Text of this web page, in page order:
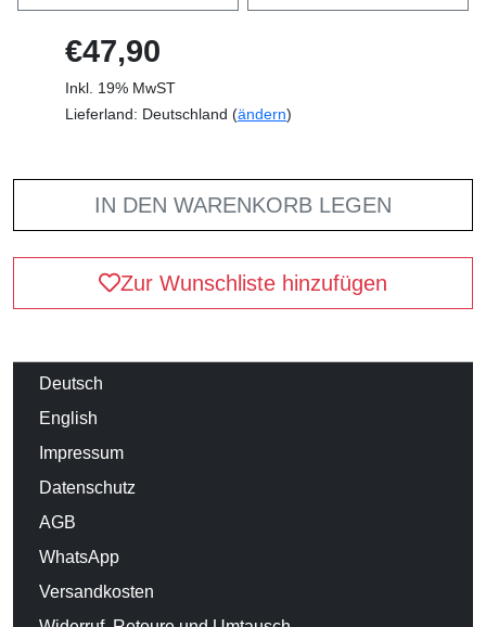
€47,90
Inkl. 19% MwST
Lieferland: Deutschland (ändern)
IN DEN WARENKORB LEGEN
Zur Wunschliste hinzufügen
Deutsch
English
Impressum
Datenschutz
AGB
WhatsApp
Versandkosten